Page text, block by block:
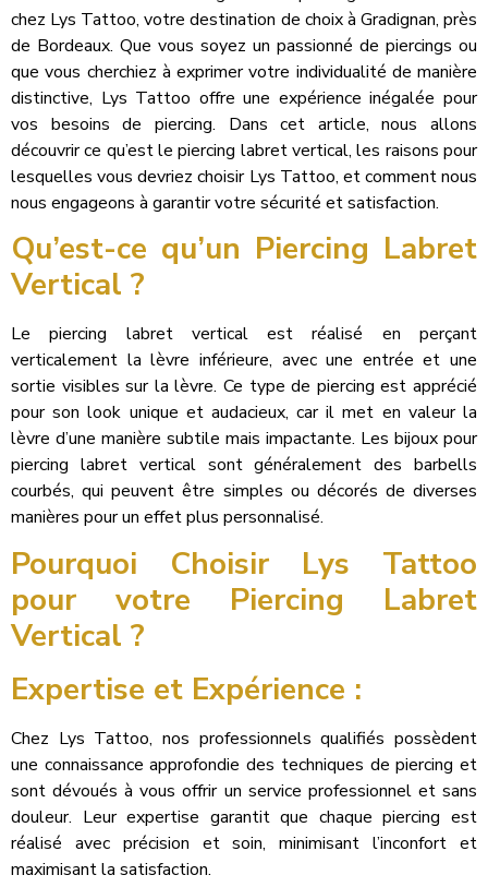
chez Lys Tattoo, votre destination de choix à Gradignan, près
de Bordeaux. Que vous soyez un passionné de piercings ou
que vous cherchiez à exprimer votre individualité de manière
distinctive, Lys Tattoo offre une expérience inégalée pour
vos besoins de piercing. Dans cet article, nous allons
découvrir ce qu’est le piercing labret vertical, les raisons pour
lesquelles vous devriez choisir Lys Tattoo, et comment nous
nous engageons à garantir votre sécurité et satisfaction.
Qu’est-ce qu’un Piercing Labret
Vertical ?
Le piercing labret vertical est réalisé en perçant
verticalement la lèvre inférieure, avec une entrée et une
sortie visibles sur la lèvre. Ce type de piercing est apprécié
pour son look unique et audacieux, car il met en valeur la
lèvre d’une manière subtile mais impactante. Les bijoux pour
piercing labret vertical sont généralement des barbells
courbés, qui peuvent être simples ou décorés de diverses
manières pour un effet plus personnalisé.
Pourquoi Choisir Lys Tattoo
pour votre Piercing Labret
Vertical ?
Expertise et Expérience :
Chez Lys Tattoo, nos professionnels qualifiés possèdent
une connaissance approfondie des techniques de piercing et
sont dévoués à vous offrir un service professionnel et sans
douleur. Leur expertise garantit que chaque piercing est
réalisé avec précision et soin, minimisant l’inconfort et
maximisant la satisfaction.